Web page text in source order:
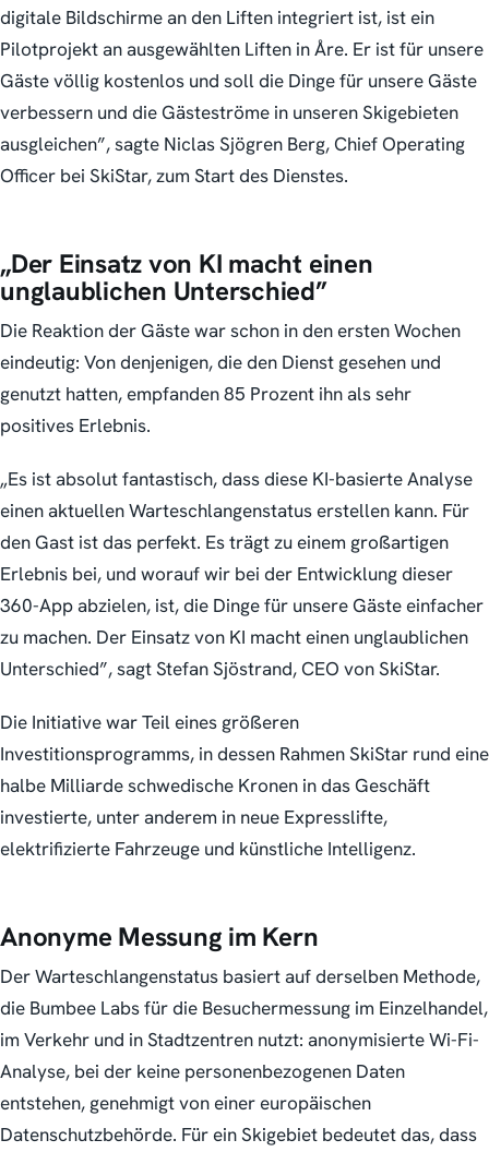
digitale Bildschirme an den Liften integriert ist, ist ein
Pilotprojekt an ausgewählten Liften in Åre. Er ist für unsere
Gäste völlig kostenlos und soll die Dinge für unsere Gäste
verbessern und die Gästeströme in unseren Skigebieten
ausgleichen”, sagte Niclas Sjögren Berg, Chief Operating
Officer bei SkiStar, zum Start des Dienstes.
„Der Einsatz von KI macht einen
unglaublichen Unterschied”
Die Reaktion der Gäste war schon in den ersten Wochen
eindeutig: Von denjenigen, die den Dienst gesehen und
genutzt hatten, empfanden 85 Prozent ihn als sehr
positives Erlebnis.
„Es ist absolut fantastisch, dass diese KI-basierte Analyse
einen aktuellen Warteschlangenstatus erstellen kann. Für
den Gast ist das perfekt. Es trägt zu einem großartigen
Erlebnis bei, und worauf wir bei der Entwicklung dieser
360-App abzielen, ist, die Dinge für unsere Gäste einfacher
zu machen. Der Einsatz von KI macht einen unglaublichen
Unterschied”, sagt Stefan Sjöstrand, CEO von SkiStar.
Die Initiative war Teil eines größeren
Investitionsprogramms, in dessen Rahmen SkiStar rund eine
halbe Milliarde schwedische Kronen in das Geschäft
investierte, unter anderem in neue Expresslifte,
elektrifizierte Fahrzeuge und künstliche Intelligenz.
Anonyme Messung im Kern
Der Warteschlangenstatus basiert auf derselben Methode,
die Bumbee Labs für die Besuchermessung im Einzelhandel,
im Verkehr und in Stadtzentren nutzt: anonymisierte Wi-Fi-
Analyse, bei der keine personenbezogenen Daten
entstehen, genehmigt von einer europäischen
Datenschutzbehörde. Für ein Skigebiet bedeutet das, dass